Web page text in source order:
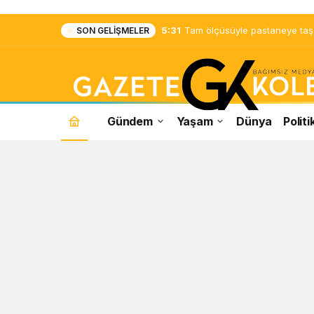
SON GELIŞMELER 5:31 Tam ölçüsüyle pastaneye
Mağara
Gündem Yaşam Dünya